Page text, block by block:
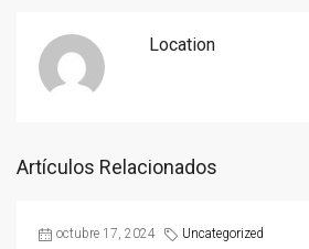
Location
Artículos Relacionados
octubre 17, 2024 Uncategorized